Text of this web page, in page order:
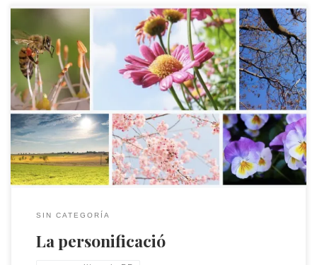
La personificació, qualitats humanes a les coses.
SIN CATEGORÍA
La personificació